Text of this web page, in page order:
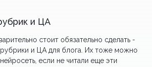
и ЦА
стоит обязательно сделать -
и ЦА для блога. Их тоже можно
если не читали еще эти